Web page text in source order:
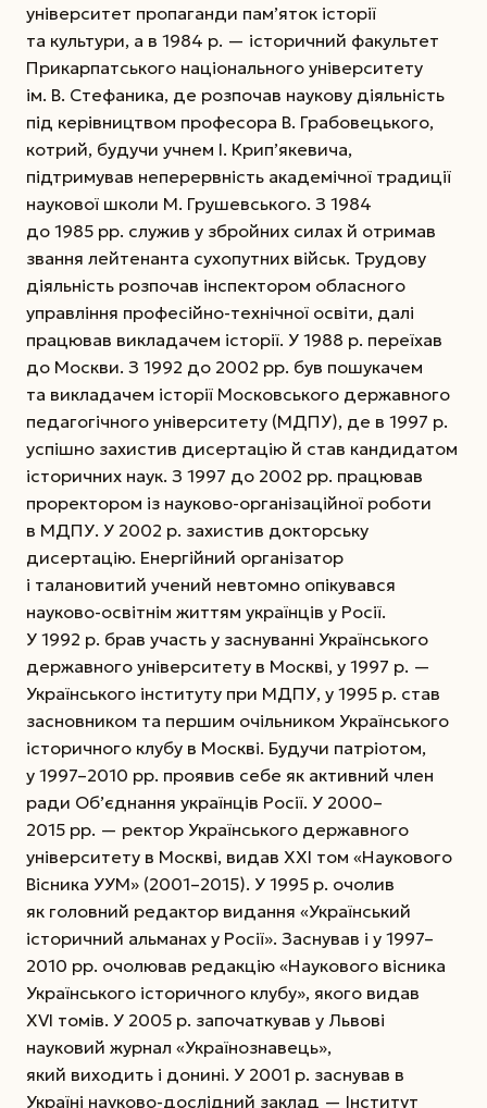
університет пропаганди пам’яток історії
та культури, а в 1984 р. — історичний факультет
Прикарпатського національного університету
ім. В. Стефаника, де розпочав наукову діяльність
під керівництвом професора В. Грабовецького,
котрий, будучи учнем І. Крип’якевича,
підтримував неперервність академічної традиції
наукової школи М. Грушевського. З 1984
до 1985 рр. служив у збройних силах й отримав
звання лейтенанта сухопутних військ. Трудову
діяльність розпочав інспектором обласного
управління професійно-технічної освіти, далі
працював викладачем історії. У 1988 р. переїхав
до Москви. З 1992 до 2002 рр. був пошукачем
та викладачем історії Московського державного
педагогічного університету (МДПУ), де в 1997 р.
успішно захистив дисертацію й став кандидатом
історичних наук. З 1997 до 2002 рр. працював
проректором із науково-організаційної роботи
в МДПУ. У 2002 р. захистив докторську
дисертацію. Енергійний організатор
і талановитий учений невтомно опікувався
науково-освітнім життям українців у Росії.
У 1992 р. брав участь у заснуванні Українського
державного університету в Москві, у 1997 р. —
Українського інституту при МДПУ, у 1995 р. став
заснов­ником та першим очільником Українського
історичного клубу в Москві. Будучи патріотом,
у 1997–2010 рр. проявив себе як активний член
ради Об’єднання українців Росії. У 2000–
2015 рр. — ректор Українського державного
університету в Москві, видав ХХІ том «Наукового
Вісника УУМ» (2001–2015). У 1995 р. очолив
як головний редактор видання «Український
історичний альманах у Росії». Заснував і у 1997–
2010 рр. очолював редакцію «Наукового вісника
Українського історичного клубу», якого видав
XVI томів. У 2005 р. започаткував у Львовi
науковий журнал «Українознавець»,
який виходить і донині. У 2001 р. заснував в
Україні науково-дослідний заклад — Інститут